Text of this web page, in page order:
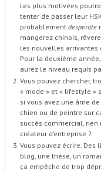
Les plus motivées
tenter de passer leur
probablementdesperate
mangerez chinois,
les nouvelles arrivantes
Pour la deuxième
aurez le niveau requis
Vous pouvez chercher,
« mode » et « lifestyle »
si vous avez une âme
chien ou de peintre sur
succès commercial, rien
créateur d’entreprise ?
Vous pouvez écrire. Des
blog, une thèse, un
ça empêche de trop